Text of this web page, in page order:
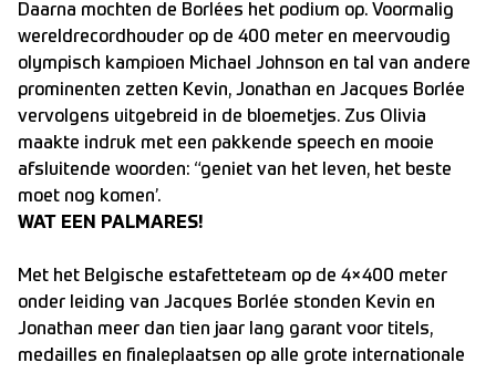
Daarna mochten de Borlées het podium op. Voormalig
wereldrecordhouder op de 400 meter en meervoudig
olympisch kampioen Michael Johnson en tal van andere
prominenten zetten Kevin, Jonathan en Jacques Borlée
vervolgens uitgebreid in de bloemetjes. Zus Olivia
maakte indruk met een pakkende speech en mooie
afsluitende woorden: “geniet van het leven, het beste
moet nog komen’.
WAT EEN PALMARES!
Met het Belgische estafetteteam op de 4×400 meter
onder leiding van Jacques Borlée stonden Kevin en
Jonathan meer dan tien jaar lang garant voor titels,
medailles en finaleplaatsen op alle grote internationale